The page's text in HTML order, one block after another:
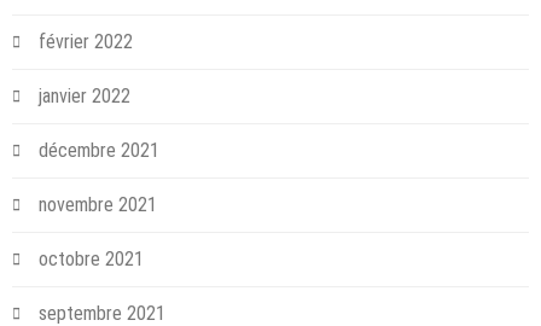
février 2022
janvier 2022
décembre 2021
novembre 2021
octobre 2021
septembre 2021